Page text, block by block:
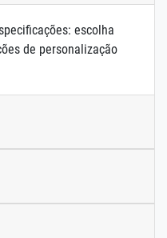
escolha
de personalização